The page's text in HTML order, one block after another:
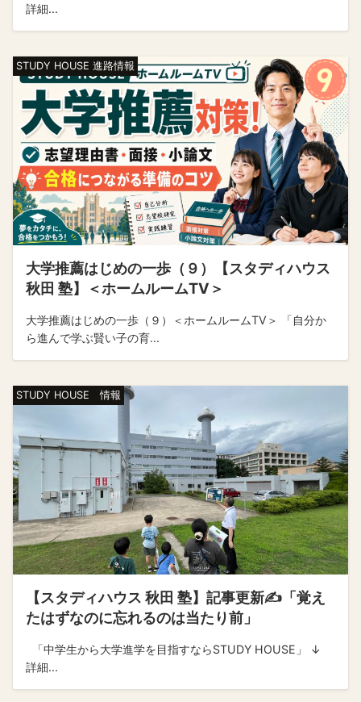
詳細...
STUDY HOUSE 進路情報
大学推薦はじめの一歩（９）【スタディハウス
秋田 塾】＜ホームルームTV＞
大学推薦はじめの一歩（９）＜ホームルームTV＞ 「自分か
ら進んで学ぶ賢い子の育...
STUDY HOUSE 情報
【スタディハウス 秋田 塾】記事更新✍️「覚え
たはずなのに忘れるのは当たり前」
「中学生から大学進学を目指すならSTUDY HOUSE」 ↓
詳細...